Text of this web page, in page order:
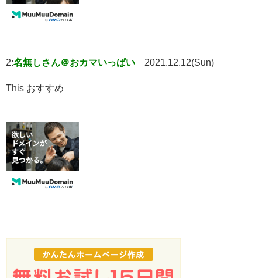
2:名無しさん＠おカマいっぱい 2021.12.12(Sun)
This おすすめ